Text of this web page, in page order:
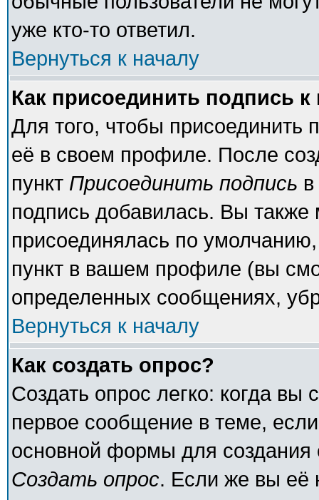
уже кто-то ответил.
Вернуться к началу
Как присоединить подпись
Для того, чтобы присоединить
её в своем профиле. После
пункт Присоединить подпись
подпись добавилась. Вы
присоединялась по
пункт в вашем профиле (вы
определенных сообщениях,
Вернуться к началу
Как создать опрос?
Создать опрос легко: когда вы
первое сообщение в теме,
основной формы для
Создать опрос. Если же вы её